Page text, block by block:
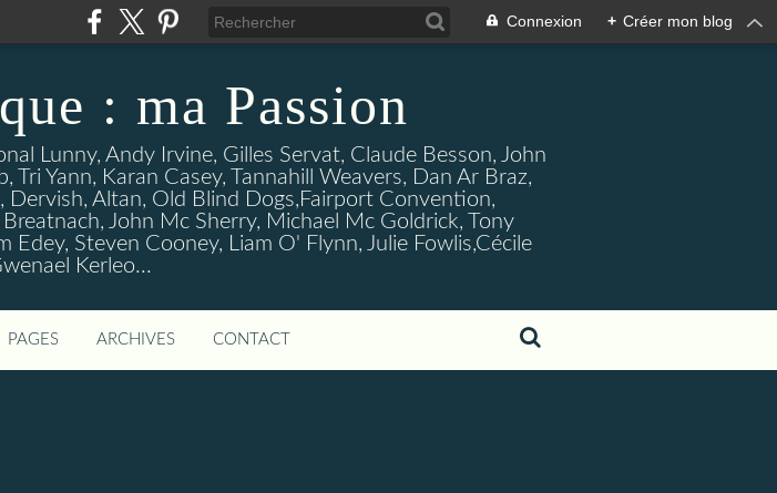
Connexion + Créer mon blog
: ma Passion
Lunny, Andy Irvine, Gilles Servat, Claude Besson, John
Yann, Karan Casey, Tannahill Weavers, Dan Ar Braz,
Dervish, Altan, Old Blind Dogs,Fairport Convention,
John Mc Sherry, Michael Mc Goldrick, Tony
Steven Cooney, Liam O' Flynn, Julie Fowlis,Cécile
Kerleo...
PAGES ARCHIVES CONTACT